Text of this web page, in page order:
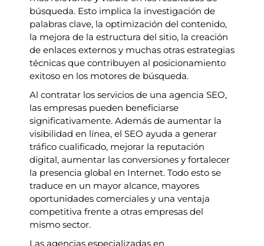
búsqueda. Esto implica la investigación de
palabras clave, la optimización del contenido,
la mejora de la estructura del sitio, la creación
de enlaces externos y muchas otras estrategias
técnicas que contribuyen al posicionamiento
exitoso en los motores de búsqueda.
Al contratar los servicios de una agencia SEO,
las empresas pueden beneficiarse
significativamente. Además de aumentar la
visibilidad en línea, el SEO ayuda a generar
tráfico cualificado, mejorar la reputación
digital, aumentar las conversiones y fortalecer
la presencia global en Internet. Todo esto se
traduce en un mayor alcance, mayores
oportunidades comerciales y una ventaja
competitiva frente a otras empresas del
mismo sector.
Las agencias especializadas en